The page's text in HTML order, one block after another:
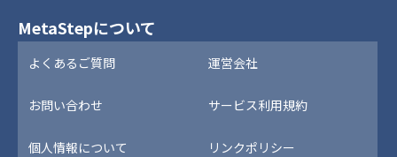
MetaStepについて
よくあるご質問 運営会社
お問い合わせ サービス利用規約
個人情報について リンクポリシー